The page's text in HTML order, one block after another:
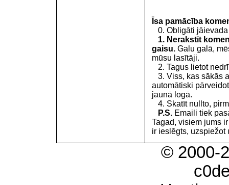
Īsa pamācība
0. Obligāti jāievada
1. Nerakstīt
gaisu. Galu galā,
mūsu lasītāji.
2. Tagus lietot
3. Viss, kas sākās
automātiski
jaunā logā.
4. Skatīt nullto,
P.S. Emaili tiek
Tagad, visiem jums
ir ieslēgts, uzspiežot
© 2000-